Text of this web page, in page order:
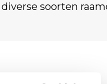
soorten